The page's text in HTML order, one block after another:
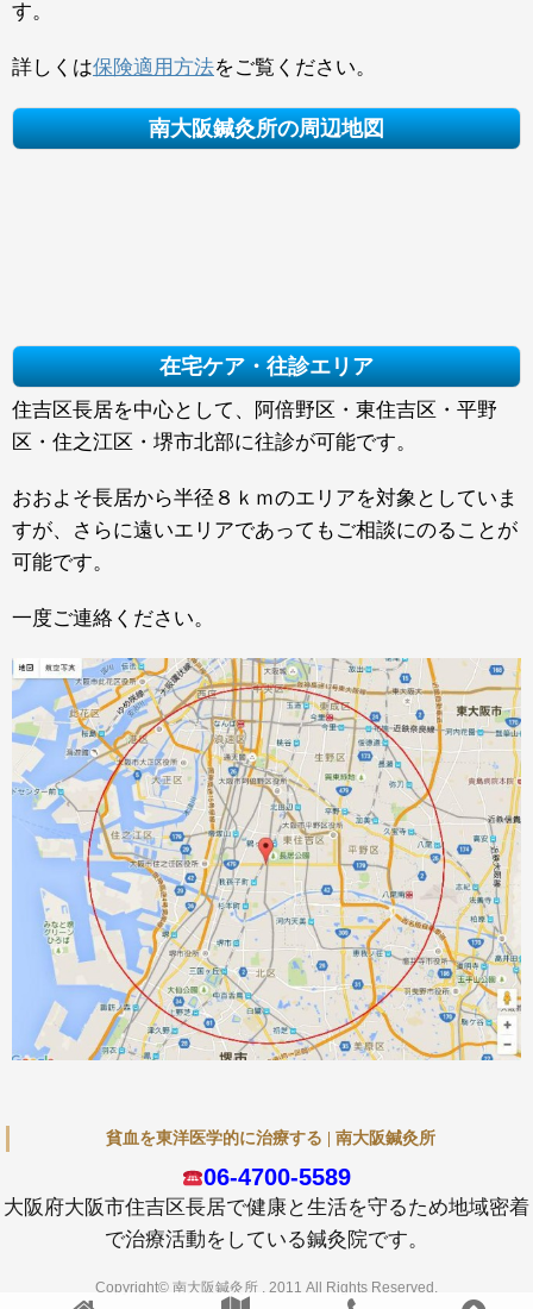
す。
詳しくは保険適用方法をご覧ください。
南大阪鍼灸所の周辺地図
在宅ケア・往診エリア
住吉区長居を中心として、阿倍野区・東住吉区・平野
区・住之江区・堺市北部に往診が可能です。
おおよそ長居から半径８ｋｍのエリアを対象としていま
すが、さらに遠いエリアであってもご相談にのることが
可能です。
一度ご連絡ください。
貧血を東洋医学的に治療する | 南大阪鍼灸所
06-4700-5589
大阪府大阪市住吉区長居で健康と生活を守るため地域密着
で治療活動をしている鍼灸院です。
Copyright© 南大阪鍼灸所 , 2011 All Rights Reserved.